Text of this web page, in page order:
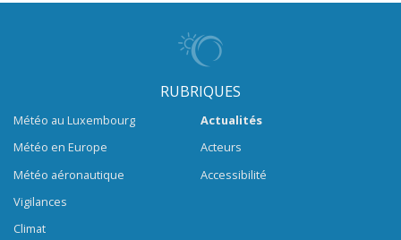
RUBRIQUES
Météo au Luxembourg
Météo en Europe
Météo aéronautique
Vigilances
Climat
Actualités
Acteurs
Accessibilité